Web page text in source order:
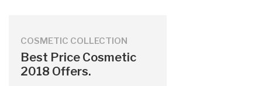
COSMETIC COLLECTION
Best Price Cosmetic
2018 Offers.